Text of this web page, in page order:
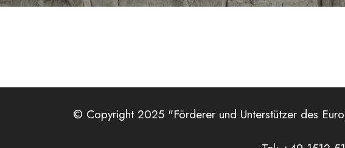
© Copyright 2025 "Förderer und Unterstützer des